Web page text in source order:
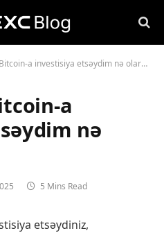
a investisiya etsəydim nə olardı?
a
nə
5 Mins Read
etsəydiniz,